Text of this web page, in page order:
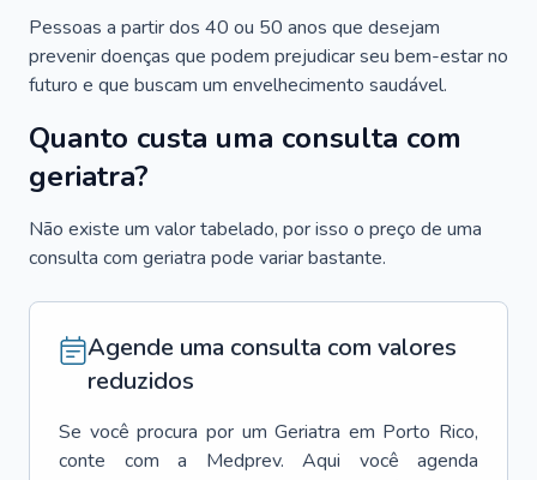
Pessoas a partir dos 40 ou 50 anos que desejam
prevenir doenças que podem prejudicar seu bem-estar no
futuro e que buscam um envelhecimento saudável.
Quanto custa uma consulta com
geriatra?
Não existe um valor tabelado, por isso o preço de uma
consulta com geriatra pode variar bastante.
Agende uma consulta com valores
reduzidos
Se você procura por um Geriatra em Porto Rico,
conte com a Medprev. Aqui você agenda